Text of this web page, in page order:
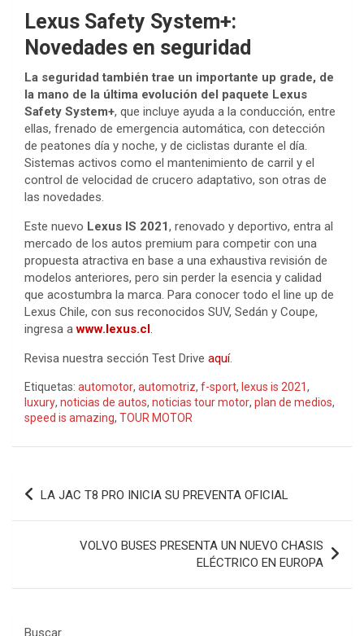
Lexus Safety System+:
Novedades en seguridad
La seguridad también trae un importante up grade, de
la mano de la última evolución del paquete Lexus
Safety System+, que incluye ayuda a la conducción, entre
ellas, frenado de emergencia automática, con detección
de peatones día y noche, y de ciclistas durante el día.
Sistemas activos como el mantenimiento de carril y el
control de velocidad de crucero adaptativo, son otras de
las novedades.
Este nuevo Lexus IS 2021, renovado y deportivo, entra al
mercado de los autos premium para competir con una
propuesta atractiva en base a una exhaustiva revisión de
modelos anteriores, pero sin perder la esencia y calidad
que acostumbra la marca. Para conocer todo el line up de
Lexus Chile, con sus reconocidos SUV, Sedán y Coupe,
ingresa awww.lexus.cl.
Revisa nuestra sección Test Drive aquí.
Etiquetas: automotor, automotriz, f-sport, lexus is 2021,
luxury, noticias de autos, noticias tour motor, plan de medios,
speed is amazing, TOUR MOTOR
Navegación
LA JAC T8 PRO INICIA SU PREVENTA OFICIAL
VOLVO BUSES PRESENTA UN NUEVO CHASIS
ELÉCTRICO EN EUROPA
Buscar